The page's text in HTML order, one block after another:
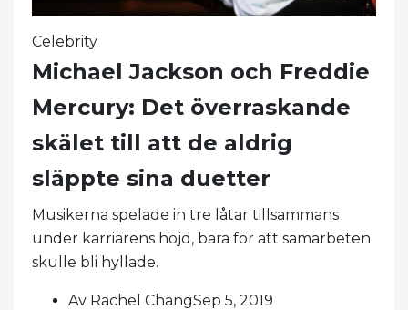
Celebrity
Michael Jackson och Freddie
Mercury: Det överraskande
skälet till att de aldrig
släppte sina duetter
Musikerna spelade in tre låtar tillsammans
under karriärens höjd, bara för att samarbeten
skulle bli hyllade.
Av Rachel ChangSep 5, 2019